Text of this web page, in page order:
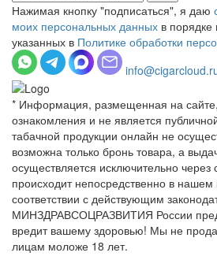
Нажимая кнопку "подписаться", я даю
моих персональных данных в порядке
указанных в Политике обработки
* Информация, размещенная на
ознакомления и не является
табачной продукции онлайн не
возможна только бронь товара, а
осуществляется исключительно
происходит непосредственно в нашем
соответствии с действующим
МИНЗДРАВСОЦРАЗВИТИЯ России
вредит вашему здоровью! Мы не
лицам моложе 18 лет.